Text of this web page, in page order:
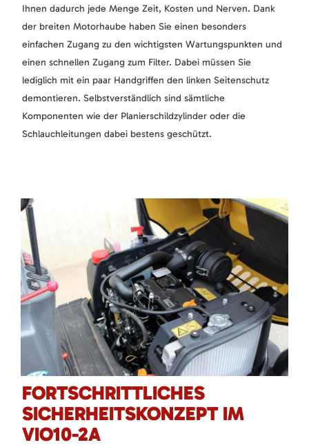
Ihnen dadurch jede Menge Zeit, Kosten und Nerven. Dank
der breiten Motorhaube haben Sie einen besonders
einfachen Zugang zu den wichtigsten Wartungspunkten und
einen schnellen Zugang zum Filter. Dabei müssen Sie
lediglich mit ein paar Handgriffen den linken Seitenschutz
demontieren. Selbstverständlich sind sämtliche
Komponenten wie der Planierschildzylinder oder die
Schlauchleitungen dabei bestens geschützt.
FORTSCHRITTLICHES
SICHERHEITSKONZEPT IM
VIO10-2A